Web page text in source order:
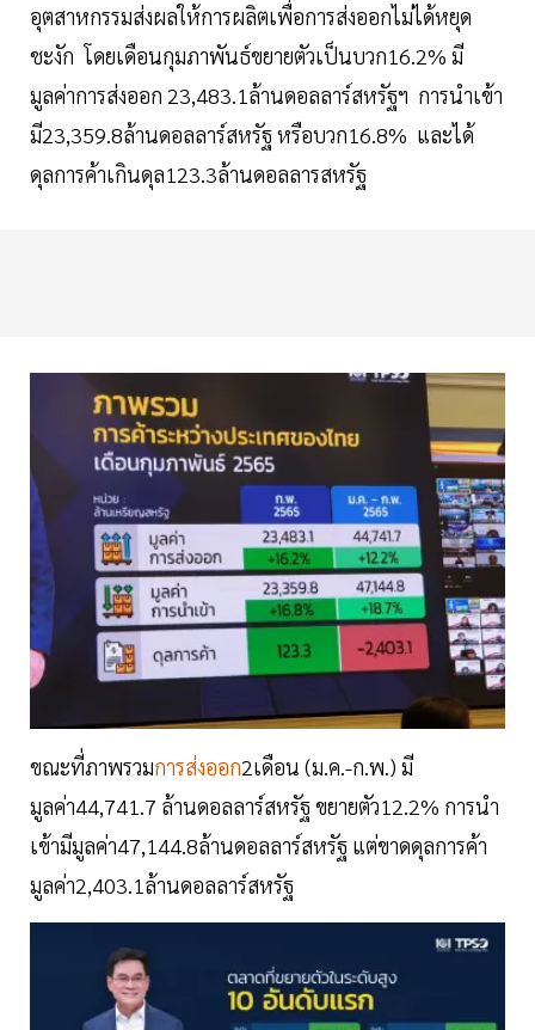
อุตสาหกรรมส่งผลให้การผลิตเพื่อการส่งออกไม่ได้หยุด
ชะงัก โดยเดือนกุมภาพันธ์ขยายตัวเป็นบวก16.2% มี
มูลค่าการส่งออก 23,483.1ล้านดอลลาร์สหรัฐฯ การนำเข้า
มี23,359.8ล้านดอลลาร์สหรัฐ หรือบวก16.8% และได้
ดุลการค้าเกินดุล123.3ล้านดอลลารสหรัฐ
ขณะที่ภาพรวมการส่งออก2เดือน (ม.ค.-ก.พ.) มี
มูลค่า44,741.7 ล้านดอลลาร์สหรัฐ ขยายตัว12.2% การนำ
เข้ามีมูลค่า47,144.8ล้านดอลลาร์สหรัฐ แต่ขาดดุลการค้า
มูลค่า2,403.1ล้านดอลลาร์สหรัฐ